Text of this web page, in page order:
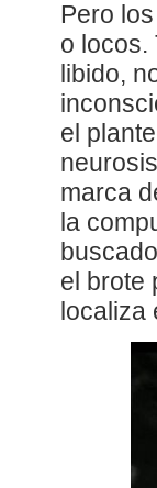
Pero
o locos.
libido,
el
marca
la
el brote